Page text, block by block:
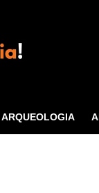
ARQUEOLOGIA